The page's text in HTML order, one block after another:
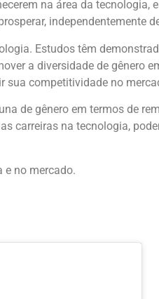
na área da tecnologia,
independentemente
Estudos têm
a diversidade de gênero
sua competitividade no
de gênero em termos de
carreiras na tecnologia,
e no mercado.